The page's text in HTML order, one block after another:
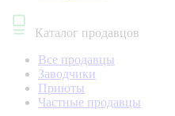
Каталог продавцов
Все продавцы
Заводчики
Приюты
Частные продавцы